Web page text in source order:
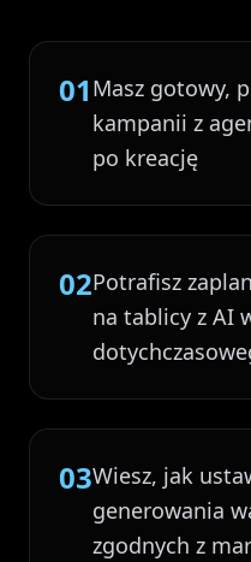
01 Masz gotowy,
kampanii z
po kreację
02Potrafisz
na tablicy z AI
03Wiesz, jak
generowania
zgodnych z